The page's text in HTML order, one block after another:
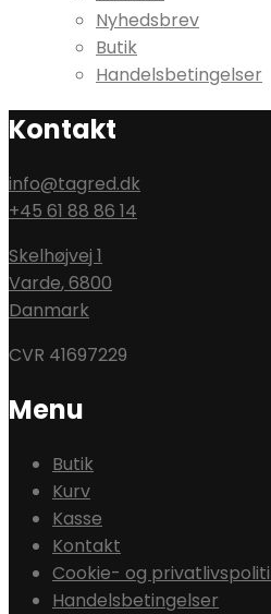
Nyhedsbrev
Butik
Handelsbetingelser
Kontakt
info@tagred.dk
+45 61 88 86 14
Skelhøjvej 1
Varde,6800
Danmark
CVR 41697229
Menu
Butik
Kurv
Kasse
Kontakt
Cookie- og
Handelsbetingelser